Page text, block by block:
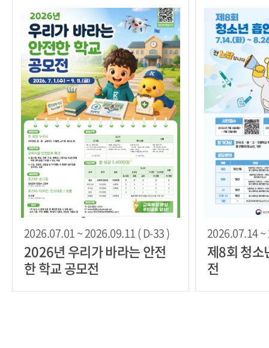
2026.07.01 ~ 2026.09.11 ( D-33 )
2026년 우리가 바라는 안전
한 학교 공모전
2026.07.14 ~
제8회 청소
전